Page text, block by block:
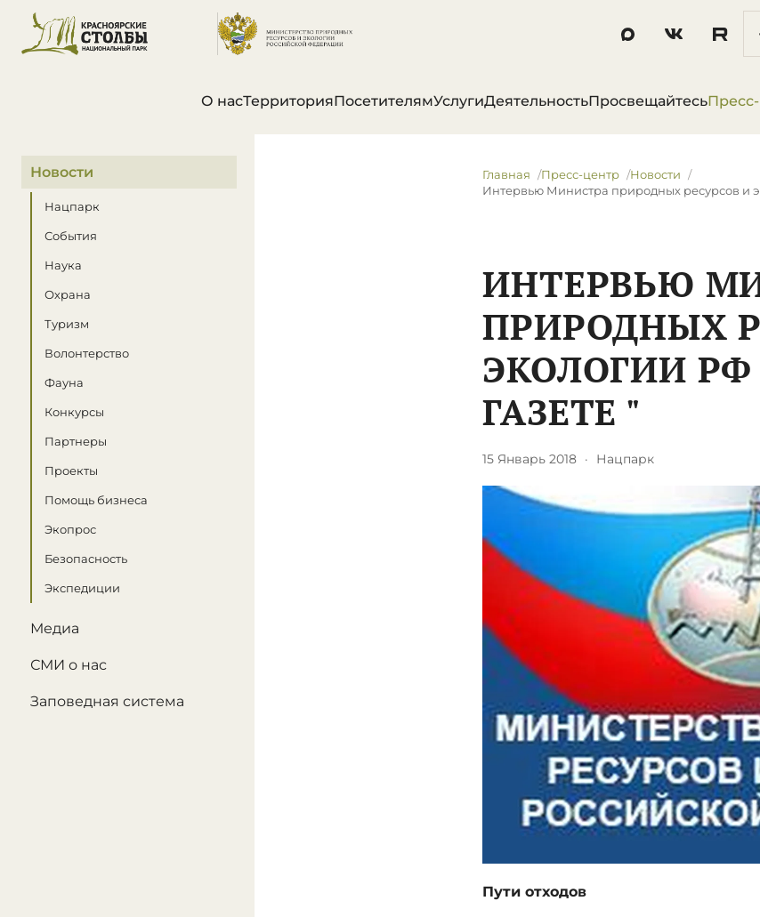
О насТерриторияПосетителямУслугиДеятельностьПросвещайтесь
В этом разделе
Новости
Нацпарк
События
Наука
Охрана
Туризм
Волонтерство
Фауна
Конкурсы
Партнеры
Проекты
Помощь бизнеса
Экопрос
Безопасность
Экспедиции
Медиа
СМИ о нас
Заповедная система
Главная Пресс-центр
Новости
Интервью Министра природных ресурсов и
ИНТЕРВЬЮ
ПРИРОДНЫХ
ЭКОЛОГИИ
ГАЗЕТЕ "
15 Январь 2018 · Нацпарк
Пути отходов